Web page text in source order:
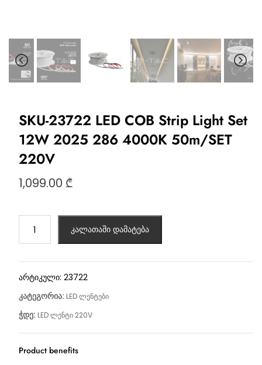
SKU-23722 LED COB Strip Light Set
12W 2025 286 4000K 50m/SET
220V
1,099.00 ₾
კალათაში დამატება
არტიკული: 23722
კატეგორია: LED ლენტები
ჭდე: LED ლენტი 220V
Product benefits